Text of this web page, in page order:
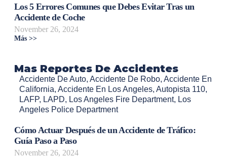
Los 5 Errores Comunes que Debes Evitar Tras un
Accidente de Coche
November 26, 2024
Más >>
Mas Reportes De Accidentes
Accidente De Auto, Accidente De Robo, Accidente En
California, Accidente En Los Angeles, Autopista 110,
LAFP, LAPD, Los Angeles Fire Department, Los
Angeles Police Department
Cómo Actuar Después de un Accidente de Tráfico:
Guía Paso a Paso
November 26, 2024